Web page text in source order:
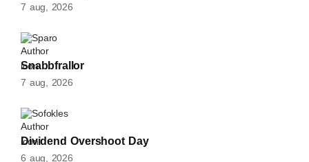
7 aug, 2026
Sparo
Snabbfrallor
7 aug, 2026
Sofokles
Dividend Overshoot Day
6 aug, 2026